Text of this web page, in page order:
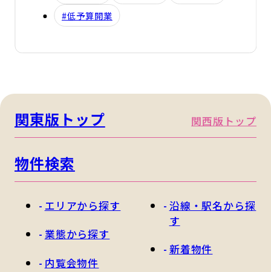
#低予算開業
関東版トップ 関西版トップ
物件検索
エリアから探す
業態から探す
内覧会物件
沿線・駅名から探
す
新着物件